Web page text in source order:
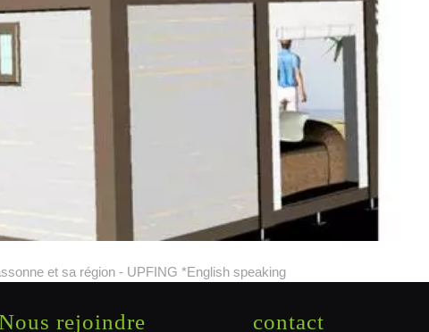
et sa région - UPFING *English speaking
rejoindre contact